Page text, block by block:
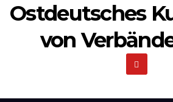
Ostdeutsches
von